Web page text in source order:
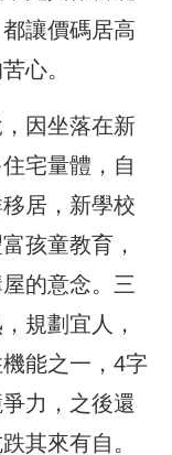
讓價碼居高
心。
因坐落在新
宅量體，自
居，新學校
孩童教育，
的意念。三
規劃宜人，
能之一，4字
力，之後還
其來有自。